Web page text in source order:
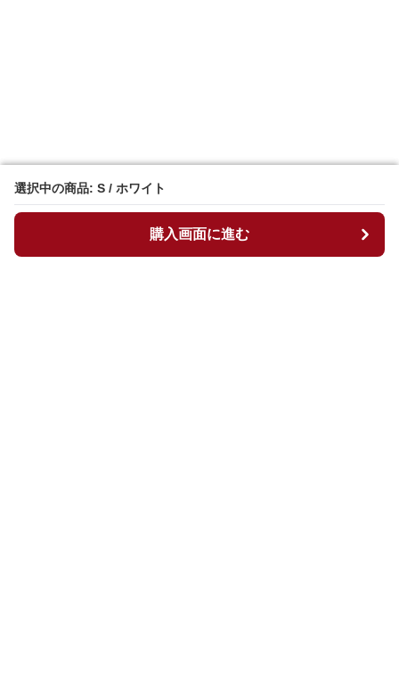
選択中の商品: S / ホワイト
購入画面に進む
選択中の商品: S / ホワイト
購入画面に進む